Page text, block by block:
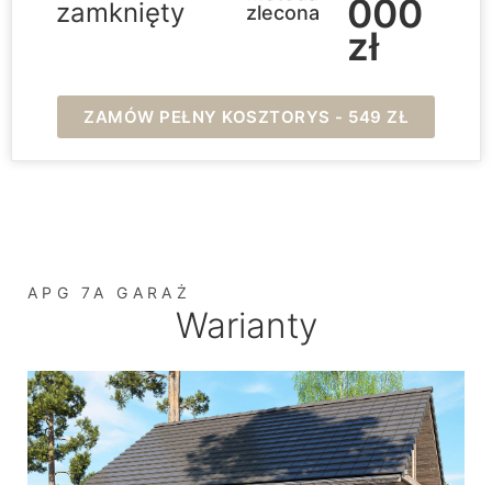
zamknięty
zlecona
000
zł
ZAMÓW PEŁNY KOSZTORYS - 549 ZŁ
APG 7A GARAŻ
Warianty